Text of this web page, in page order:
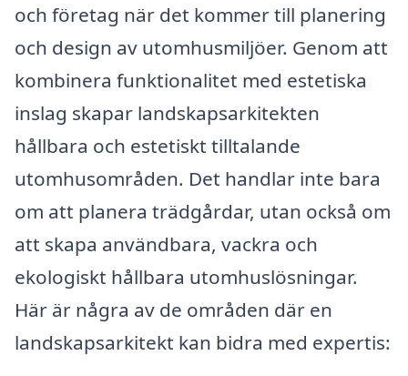
och företag när det kommer till planering
och design av utomhusmiljöer. Genom att
kombinera funktionalitet med estetiska
inslag skapar landskapsarkitekten
hållbara och estetiskt tilltalande
utomhusområden. Det handlar inte bara
om att planera trädgårdar, utan också om
att skapa användbara, vackra och
ekologiskt hållbara utomhuslösningar.
Här är några av de områden där en
landskapsarkitekt kan bidra med expertis: